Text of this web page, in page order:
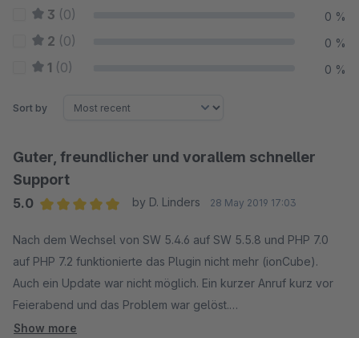
3 (0) 0 %
2 (0) 0 %
1 (0) 0 %
Sort by
Guter, freundlicher und vorallem schneller
Support
5.0
by D. Linders 28 May 2019 17:03
Nach dem Wechsel von SW 5.4.6 auf SW 5.5.8 und PHP 7.0
auf PHP 7.2 funktionierte das Plugin nicht mehr (ionCube).
Auch ein Update war nicht möglich. Ein kurzer Anruf kurz vor
Feierabend und das Problem war gelöst.
Show more